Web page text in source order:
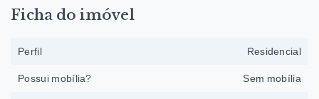
Ficha do imóvel
Perfil Residencial
Possui mobília? Sem mobília